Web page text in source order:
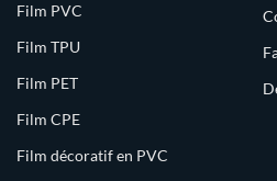
Film PVC
Film TPU
Film PET
Film CPE
Film décoratif en PVC